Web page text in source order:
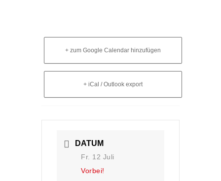
+ zum Google Calendar hinzufügen
+ iCal / Outlook export
DATUM
Fr. 12 Juli
Vorbei!